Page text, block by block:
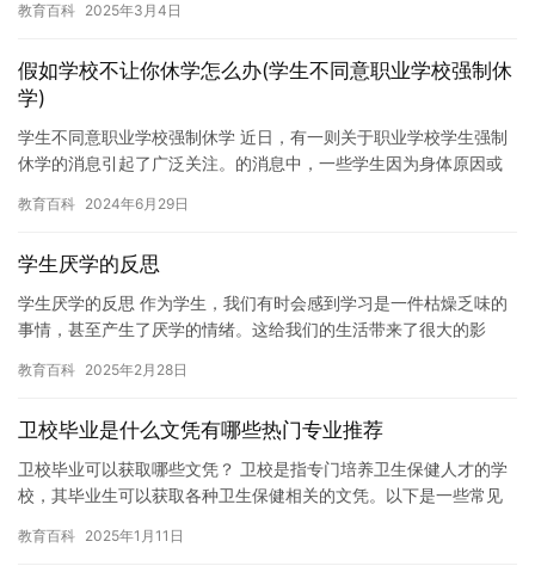
教育百科 2025年3月4日
假如学校不让你休学怎么办(学生不同意职业学校强制休
学)
学生不同意职业学校强制休学 近日，有一则关于职业学校学生强制
休学的消息引起了广泛关注。的消息中，一些学生因为身体原因或
然而…
教育百科 2024年6月29日
学生厌学的反思
学生厌学的反思 作为学生，我们有时会感到学习是一件枯燥乏味的
事情，甚至产生了厌学的情绪。这给我们的生活带来了很大的影
展。因此…
教育百科 2025年2月28日
卫校毕业是什么文凭有哪些热门专业推荐
卫校毕业可以获取哪些文凭？ 卫校是指专门培养卫生保健人才的学
校，其毕业生可以获取各种卫生保健相关的文凭。以下是一些常见
教育百科 2025年1月11日